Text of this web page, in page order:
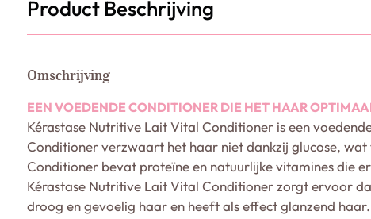
Product Beschrijving
Omschrijving
EEN VOEDENDE CONDITIONER DIE HET HAAR
Kérastase Nutritive Lait Vital Conditioner is een
Conditioner verzwaart het haar niet dankzij glucose,
Conditioner bevat proteïne en natuurlijke vitamines die
Kérastase Nutritive Lait Vital Conditioner zorgt ervoor
droog en gevoelig haar en heeft als effect glanzend haar.